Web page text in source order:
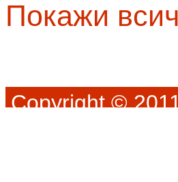
Покажи
Copyright ©